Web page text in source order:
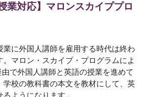
業対応】マロンスカイププロ
業に外国人講師を雇用する時代は終わ
。マロン・スカイプ・プログラムによ
で外国人講師と英語の授業を進めて
学校の教科書の本文を教材にして、英